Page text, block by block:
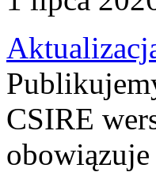
CSIRE